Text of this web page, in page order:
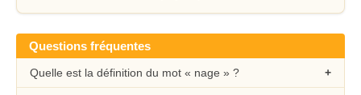
Questions fréquentes
Quelle est la définition du mot « nage » ?